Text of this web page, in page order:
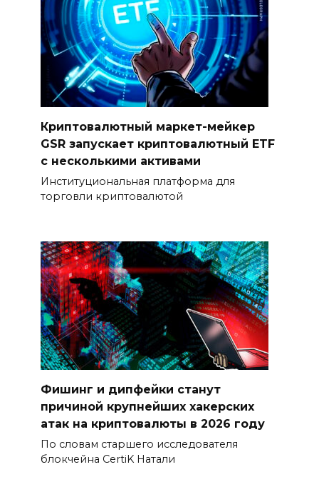
Криптовалютный маркет-мейкер
GSR запускает криптовалютный ETF
с несколькими активами
Институциональная платформа для
торговли криптовалютой
Фишинг и дипфейки станут
причиной крупнейших хакерских
атак на криптовалюты в 2026 году
По словам старшего исследователя
блокчейна CertiK Натали